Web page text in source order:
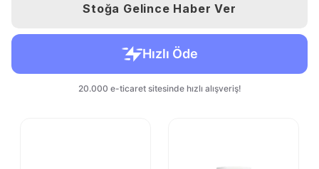
Stoğa Gelince Haber Ver